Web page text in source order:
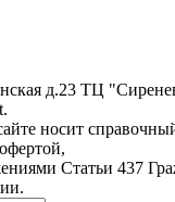
д.23 ТЦ
носит
Статьи 437